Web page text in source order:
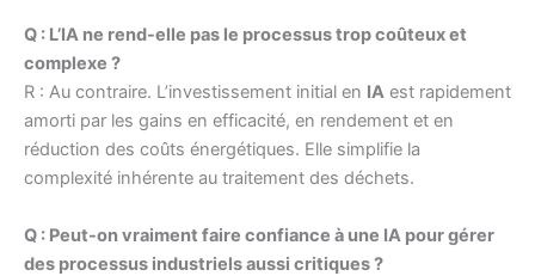
Q : L’IA ne rend-elle pas le processus trop coûteux et
complexe ?
R : Au contraire. L’investissement initial en IA est rapidement
amorti par les gains en efficacité, en rendement et en
réduction des coûts énergétiques. Elle simplifie la
complexité inhérente au traitement des déchets.
Q : Peut-on vraiment faire confiance à une IA pour gérer
des processus industriels aussi critiques ?